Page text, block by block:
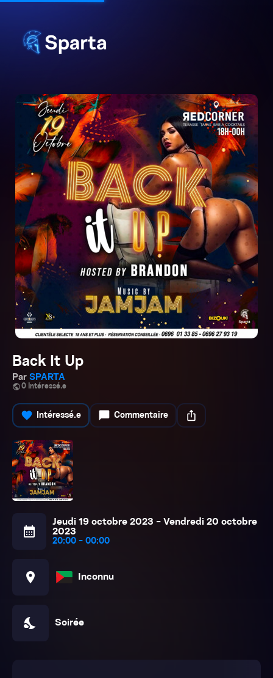
Back It Up
Par SPARTA
public0 Intéressé.e
favorite Intéressé.e chat_bubble Commentaire ios_share
calendar_month
Jeudi 19 octobre 2023 - Vendredi 20 octobre
2023
20:00 - 00:00
location_on Inconnu
nights_stay Soirée